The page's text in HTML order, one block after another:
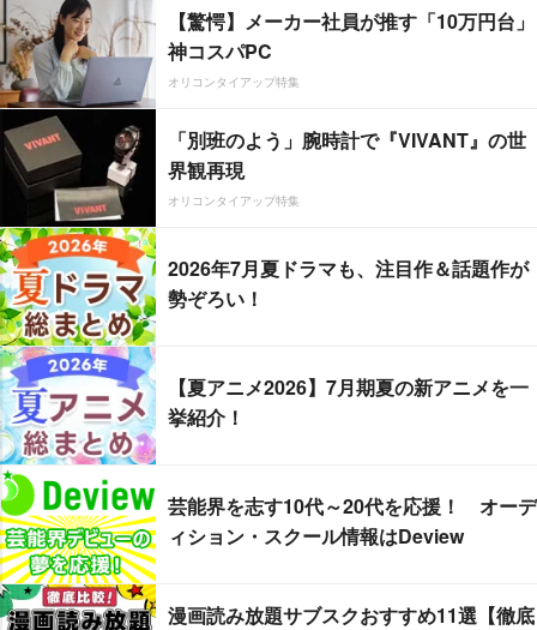
【驚愕】メーカー社員が推す「10万円台」
神コスパPC
オリコンタイアップ特集
「別班のよう」腕時計で『VIVANT』の世
界観再現
オリコンタイアップ特集
2026年7月夏ドラマも、注目作＆話題作が
勢ぞろい！
【夏アニメ2026】7月期夏の新アニメを一
挙紹介！
芸能界を志す10代～20代を応援！ オーデ
ィション・スクール情報はDeview
漫画読み放題サブスクおすすめ11選【徹底